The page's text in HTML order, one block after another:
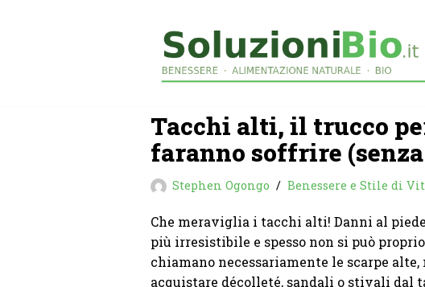
Tacchi alti, il trucco
faranno soffrire
Stephen Ogongo Benessere e Stile di
Che meraviglia i tacchi alti! Danni al
più irresistibile e spesso non si può
chiamano necessariamente le scarpe alte,
acquistare décolleté, sandali o stivali dal